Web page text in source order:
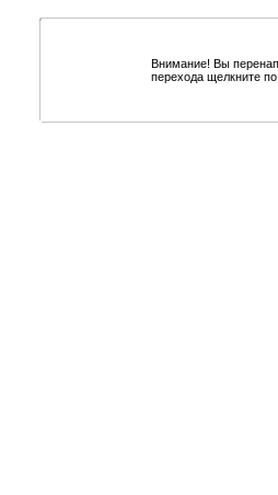
Внимание! Вы
перехода щелкните